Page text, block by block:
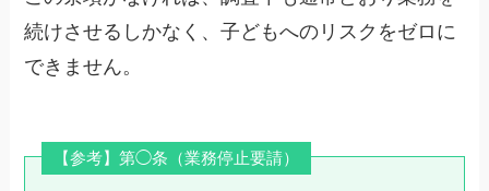
続けさせるしかなく、子どもへのリスクをゼロに
できません。
【参考】第◯条（業務停止要請）